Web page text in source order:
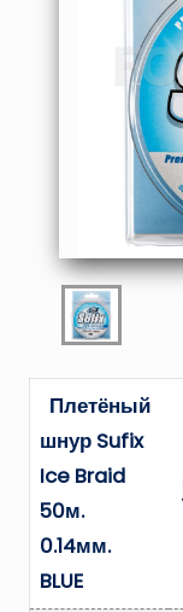
Плетёный
шнур Sufix
Ice Braid
50м.
0.14мм.
BLUE